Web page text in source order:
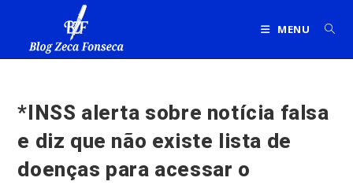
MENU
*INSS alerta sobre notícia falsa
e diz que não existe lista de
doenças para acessar o